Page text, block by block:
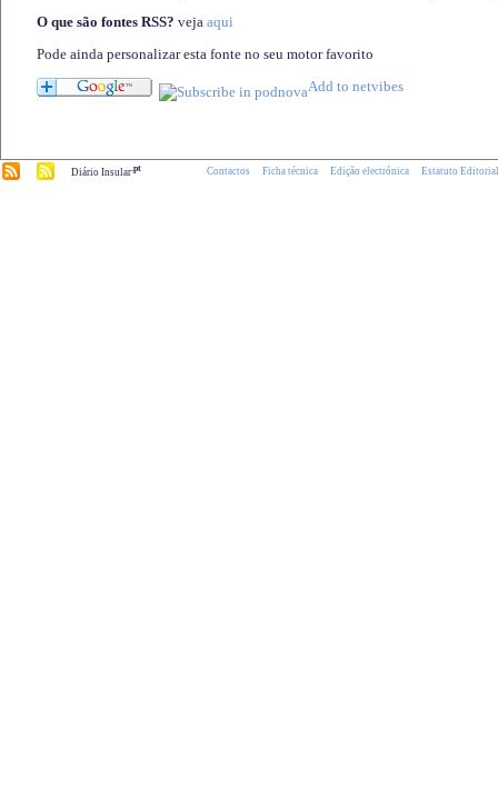
O que são fontes RSS? veja aqui
Pode ainda personalizar esta fonte no seu motor favorito
Diário Insular.pt Contactos Ficha técnica Edição electrónica Estatuto Editorial